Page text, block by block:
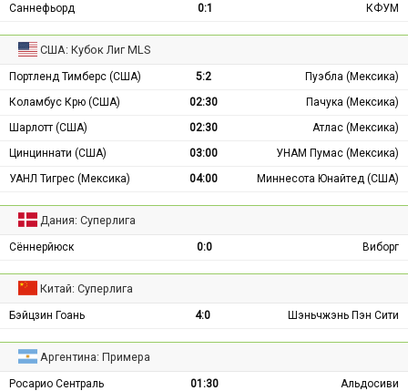
Саннефьорд 0:1 КФУМ
США: Кубок Лиг MLS
Портленд Тимберс (США) 5:2
Пуэбла (Мексика)
Коламбус Крю (США)
02:30
Пачука (Мексика)
Шарлотт (США)
02:30
Атлас (Мексика)
Цинциннати (США)
03:00
УНАМ Пумас (Мексика)
УАНЛ Тигрес (Мексика)
04:00 Миннесота Юнайтед (США)
Дания: Суперлига
Сённерйюск 0:0 Виборг
Китай: Суперлига
Бэйцзин Гоань 4:0 Шэньчжэнь Пэн Сити
Аргентина: Примера
Росарио Сентраль 01:30
Альдосиви